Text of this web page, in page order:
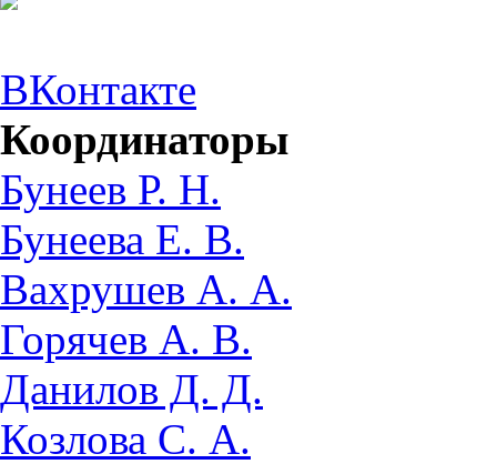
ВКонтакте
Координаторы
Бунеев Р. Н.
Бунеева Е. В.
Вахрушев А. А.
Горячев А. В.
Данилов Д. Д.
Козлова С. А.